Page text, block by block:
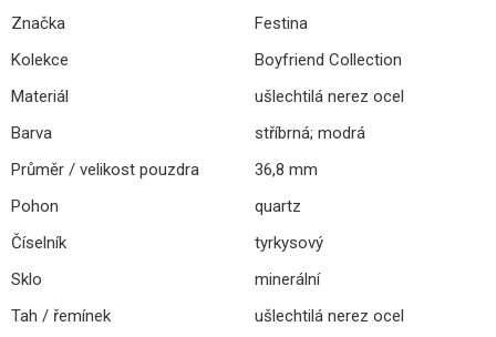
Značka
Festina
Kolekce
Boyfriend Collection
Materiál
ušlechtilá nerez ocel
Barva
stříbrná; modrá
Průměr / velikost pouzdra
36,8 mm
Pohon
quartz
Číselník
tyrkysový
Sklo
minerální
Tah / řemínek
ušlechtilá nerez ocel